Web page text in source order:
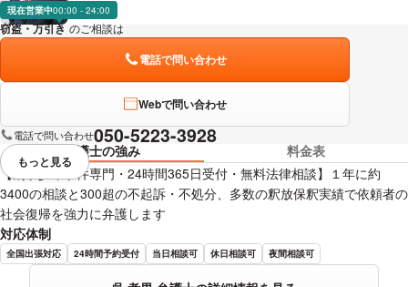
現在営業中00:00 - 24:00
窃盗・万引き のご相談は
電話で問い合わせ
Webで問い合わせ
電話で問い合わせ050-5223-3928
弁護士の強み
料金表
【刑事少年事件専門・24時間365日受付・無料法律相談】１年に約
3400の相談と300超の不起訴・不処分、多数の釈放保釈実績で依頼者の
社会復帰を強力に弁護します
対応体制
全国出張対応 24時間予約受付 当日相談可 休日相談可 夜間相談可
視覚的に省略されている要素を
もっと見る